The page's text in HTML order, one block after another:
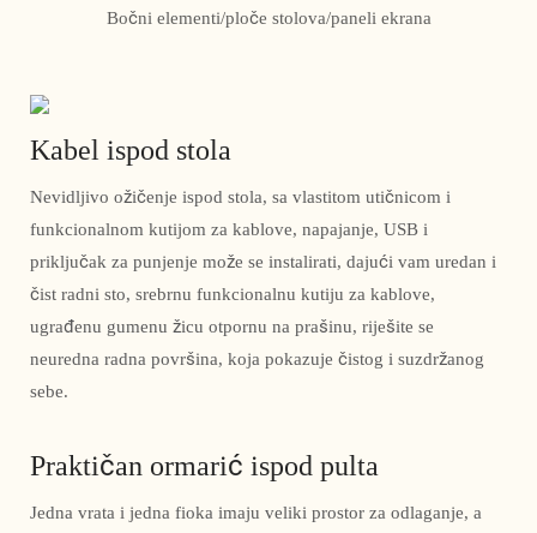
Bočni elementi/ploče stolova/paneli ekrana
Kabel ispod stola
Nevidljivo ožičenje ispod stola, sa vlastitom utičnicom i
funkcionalnom kutijom za kablove, napajanje, USB i
priključak za punjenje može se instalirati, dajući vam uredan i
čist radni sto, srebrnu funkcionalnu kutiju za kablove,
ugrađenu gumenu žicu otpornu na prašinu, riješite se
neuredna radna površina, koja pokazuje čistog i suzdržanog
sebe.
Praktičan ormarić ispod pulta
Jedna vrata i jedna fioka imaju veliki prostor za odlaganje, a